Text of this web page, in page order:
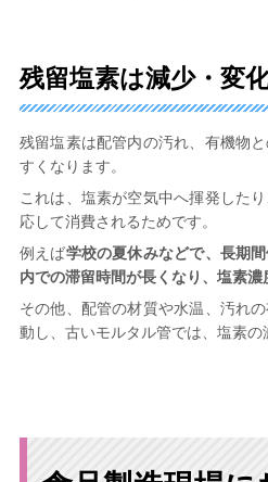
残留塩素は減少・変
残留塩素は配管内の汚れ、有機物
すくなります。
これは、塩素が空気中へ揮発した
応して消費されるためです。
例えば学校の夏休みなどで、長期
内での滞留時間が長くなり、塩素濃
その他、配管の材質や水温、汚れ
動し、古いモルタル管では、塩素の